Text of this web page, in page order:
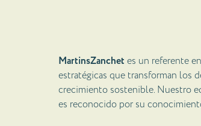
MartinsZanchet es un referente
estratégicas que transforman los
crecimiento sostenible. Nuestro
es reconocido por su